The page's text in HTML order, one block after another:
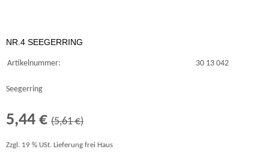
NR.4 SEEGERRING
Artikelnummer: 30 13 042
Seegerring
5,44 € (5,61 €)
Zzgl. 19 % USt. Lieferung frei Haus